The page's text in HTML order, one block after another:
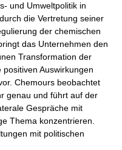
und Umweltpolitik in
die Vertretung seiner
der chemischen
das Unternehmen den
Transformation der
Auswirkungen
Chemours beobachtet
genau und führt auf der
Gespräche mit
Thema konzentrieren.
mit politischen